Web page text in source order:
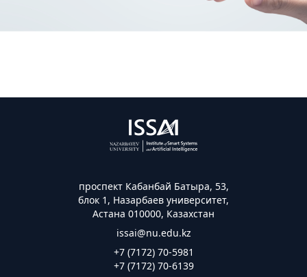
проспект Кабанбай Батыра, 53,
блок 1, Назарбаев университет,
Астана 010000, Казахстан
issai@nu.edu.kz
+7 (7172) 70-5981
+7 (7172) 70-6139